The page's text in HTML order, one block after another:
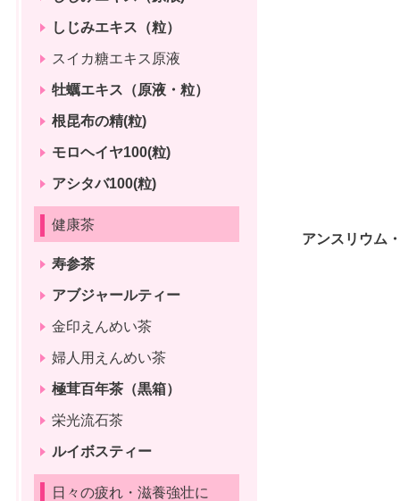
アンスリウム
しじみエキス（粒）
スイカ糖エキス原液
牡蠣エキス（原液・粒）
根昆布の精(粒)
モロヘイヤ100(粒)
アシタバ100(粒)
健康茶
寿参茶
アブジャールティー
金印えんめい茶
婦人用えんめい茶
極茸百年茶（黒箱）
栄光流石茶
ルイボスティー
日々の疲れ・滋養強壮に